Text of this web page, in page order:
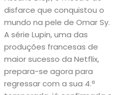
disfarce que conquistou o
mundo na pele de Omar Sy.
A série Lupin, uma das
produções francesas de
maior sucesso da Netflix,
prepara-se agora para
regressar com a sua 4.ª